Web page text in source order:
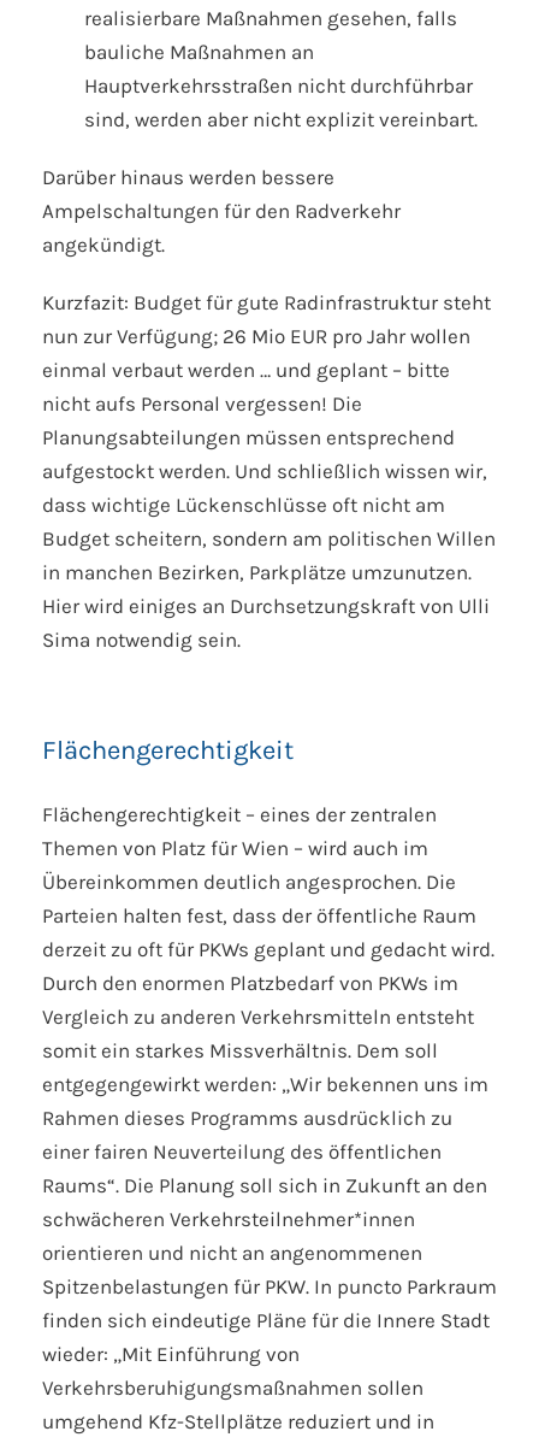
realisierbare Maßnahmen gesehen, falls
bauliche Maßnahmen an
Hauptverkehrsstraßen nicht durchführbar
sind, werden aber nicht explizit vereinbart.
Darüber hinaus werden bessere
Ampelschaltungen für den Radverkehr
angekündigt.
Kurzfazit: Budget für gute Radinfrastruktur steht
nun zur Verfügung; 26 Mio EUR pro Jahr wollen
einmal verbaut werden … und geplant – bitte
nicht aufs Personal vergessen! Die
Planungsabteilungen müssen entsprechend
aufgestockt werden. Und schließlich wissen wir,
dass wichtige Lückenschlüsse oft nicht am
Budget scheitern, sondern am politischen Willen
in manchen Bezirken, Parkplätze umzunutzen.
Hier wird einiges an Durchsetzungskraft von Ulli
Sima notwendig sein.
Flächengerechtigkeit
Flächengerechtigkeit – eines der zentralen
Themen von Platz für Wien – wird auch im
Übereinkommen deutlich angesprochen. Die
Parteien halten fest, dass der öffentliche Raum
derzeit zu oft für PKWs geplant und gedacht wird.
Durch den enormen Platzbedarf von PKWs im
Vergleich zu anderen Verkehrsmitteln entsteht
somit ein starkes Missverhältnis. Dem soll
entgegengewirkt werden: „Wir bekennen uns im
Rahmen dieses Programms ausdrücklich zu
einer fairen Neuverteilung des öffentlichen
Raums“. Die Planung soll sich in Zukunft an den
schwächeren Verkehrsteilnehmer*innen
orientieren und nicht an angenommenen
Spitzenbelastungen für PKW. In puncto Parkraum
finden sich eindeutige Pläne für die Innere Stadt
wieder: „Mit Einführung von
Verkehrsberuhigungsmaßnahmen sollen
umgehend Kfz-Stellplätze reduziert und in